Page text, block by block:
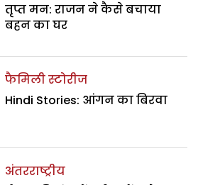
तृप्त मन: राजन ने कैसे बचाया
बहन का घर
फैमिली स्टोरीज
Hindi Stories: आंगन का बिरवा
अंतरराष्ट्रीय